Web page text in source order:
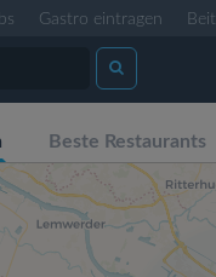
Gastro eintragen
Beste Restaurants